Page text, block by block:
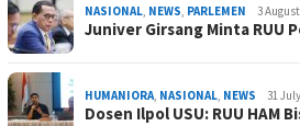
NASIONAL, NEWS, PARLEMEN 3
Juniver Girsang Minta RUU
HUMANIORA, NASIONAL, NEWS 31
Dosen Ilpol USU: RUU HAM